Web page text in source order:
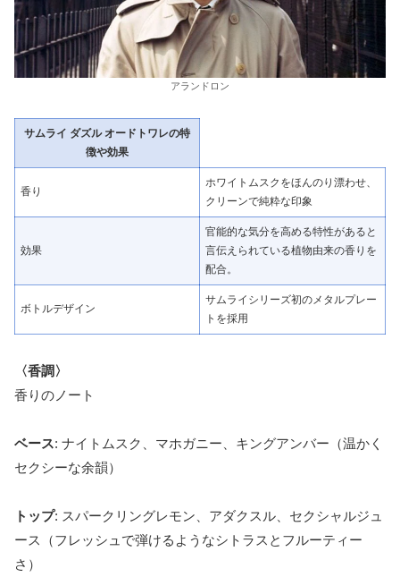
アランドロン
サムライ ダズル オードトワレの特
徴や効果
香り
ホワイトムスクをほんのり漂わせ、
クリーンで純粋な印象
効果
官能的な気分を高める特性があると
言伝えられている植物由来の香りを
配合。
ボトルデザイン
サムライシリーズ初のメタルプレー
トを採用
〈香調〉
香りのノート
ベース: ナイトムスク、マホガニー、キングアンバー（温かく
セクシーな余韻）
トップ: スパークリングレモン、アダクスル、セクシャルジュ
ース（フレッシュで弾けるようなシトラスとフルーティー
さ）